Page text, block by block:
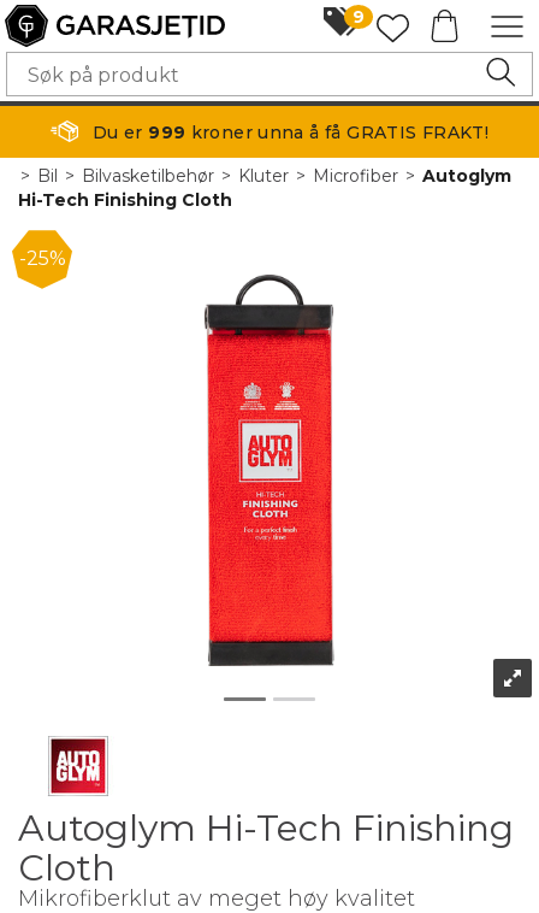
9
Du er 999 kroner unna å få GRATIS FRAKT!
> Bil> Bilvasketilbehør> Kluter> Microfiber>Autoglym
Hi-Tech Finishing Cloth
25%
Autoglym Hi-Tech Finishing
Cloth
Mikrofiberklut av meget høy kvalitet